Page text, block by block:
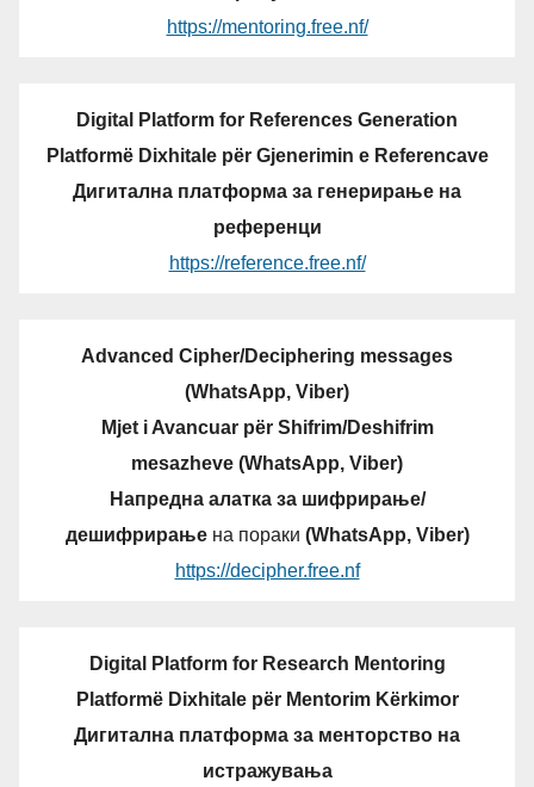
https://mentoring.free.nf/
Digital Platform for References Generation
Platformë Dixhitale për Gjenerimin e Referencave
Дигитална платформа за генерирање на
референци
https://reference.free.nf/
Advanced Cipher/Deciphering messages
(WhatsApp, Viber)
Mjet i Avancuar për Shifrim/Deshifrim
mesazheve (WhatsApp, Viber)
Напредна алатка за шифрирање/
дешифрирањена пораки (WhatsApp, Viber)
https://decipher.free.nf
Digital Platform for Research Mentoring
Platformë Dixhitale për Mentorim Kërkimor
Дигитална платформа за менторство на
истражувања